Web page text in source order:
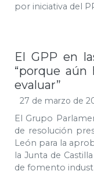
por iniciativa del
El GPP en
“porque
evaluar”
27 de marzo de
El Grupo
de resolución
León para la
la Junta de
de fomento